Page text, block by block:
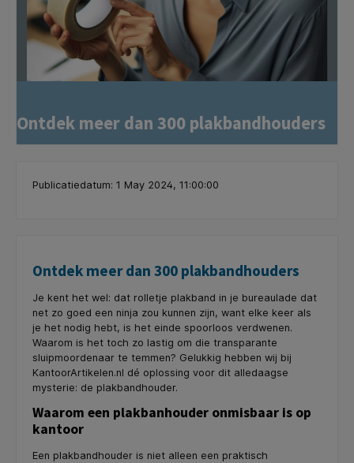
Ontdek meer dan 300 plakbandhouders
Publicatiedatum: 1 May 2024, 11:00:00
Ontdek meer dan 300 plakbandhouders
Je kent het wel: dat rolletje plakband in je bureaulade dat
net zo goed een ninja zou kunnen zijn, want elke keer als
je het nodig hebt, is het einde spoorloos verdwenen.
Waarom is het toch zo lastig om die transparante
sluipmoordenaar te temmen? Gelukkig hebben wij bij
KantoorArtikelen.nl dé oplossing voor dit alledaagse
mysterie: de plakbandhouder.
Waarom een plakbanhouder onmisbaar is op
kantoor
Een plakbandhouder is niet alleen een praktisch